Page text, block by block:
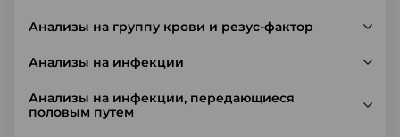
Анализы на группу крови и резус-фактор
Анализы на инфекции
Анализы на инфекции, передающиеся
половым путем